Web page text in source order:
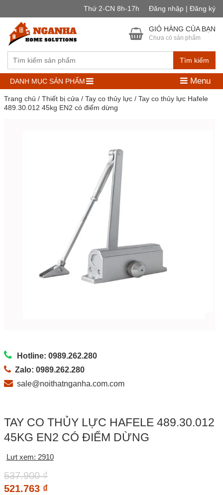
Thứ 2-CN 8h-17h Đăng nhập | Đăng ký
Tìm kiếm
GIỎ HÀNG CỦA BẠN
Chưa có sản phẩm
DANH MỤC SẢN PHẨM Menu
Trang chủ / Thiết bị cửa / Tay co thủy lực/ Tay co thủy lực Hafele
489.30.012 45kg EN2 có điểm dừng
Hotline: 0989.262.280
Zalo: 0989.262.280
sale@noithatnganha.com.com
TAY CO THỦY LỰC HAFELE 489.30.012
45KG EN2 CÓ ĐIỂM DỪNG
Lưt xem: 2910
537.900₫
521.763 ₫